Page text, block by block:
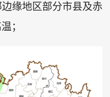
缘地区部分市县及赤
；